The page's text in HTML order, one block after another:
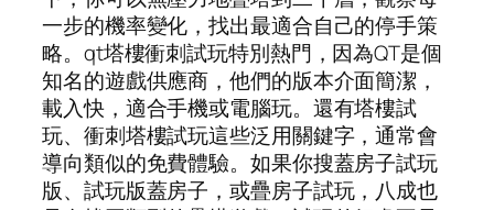
一步的機率變化，找出最適合自己的停手策
略。qt塔樓衝刺試玩特別熱門，因為QT是個
知名的遊戲供應商，他們的版本介面簡潔，
載入快，適合手機或電腦玩。還有塔樓試
玩、衝刺塔樓試玩這些泛用關鍵字，通常會
導向類似的免費體驗。如果你搜蓋房子試玩
版、試玩版蓋房子，或疊房子試玩，八成也